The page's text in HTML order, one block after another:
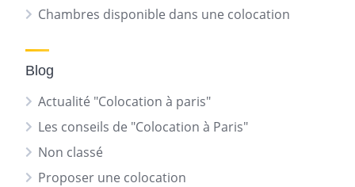
Chambres disponible dans une colocation
Blog
Actualité "Colocation à paris"
Les conseils de "Colocation à Paris"
Non classé
Proposer une colocation